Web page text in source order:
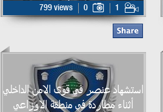
799 views
0 1
استشهاد عنصر في قوى الامن الداخلي
أثناء مطاردة في منطقة الاوزاعي